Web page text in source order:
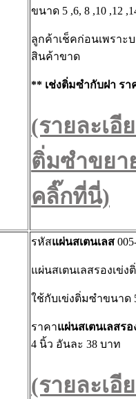
ขนาด 5 ,6, 8 ,10 ,12
ลูกค้าเช็คก่อนเพราะ
สินค้าขาด
** เช่งติ่มซำกับฝา ร
(รายละเอี
ติ่มซำขยา
คลิ๊กที่นี่)
รหัสแผ่นสเตนเลส
แผ่นสเตนเลสรองเข่
ใช้กับเข่งติ่มซำขนาด
ราคาแผ่นสเตนเลสร
4 นิ้ว อันละ 38 บาท
(รายละเอี